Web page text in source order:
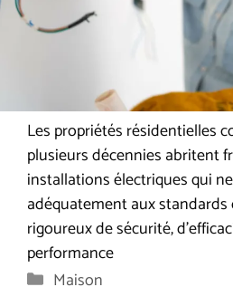
Les propriétés résidentielles
plusieurs décennies abritent
installations électriques qui
adéquatement aux
rigoureux de sécurité,
performance
Catégories
Maison